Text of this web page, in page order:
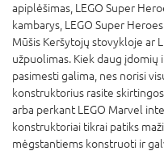
apiplėšimas, LEGO Super
kambarys, LEGO Super
Mūšis Keršytojų stovykloje ar
užpuolimas. Kiek daug
pasimesti galima, nes norisi
konstruktorius rasite
arba perkant LEGO Marvel
konstruktoriai tikrai patiks
mėgstantiems konstruoti ir